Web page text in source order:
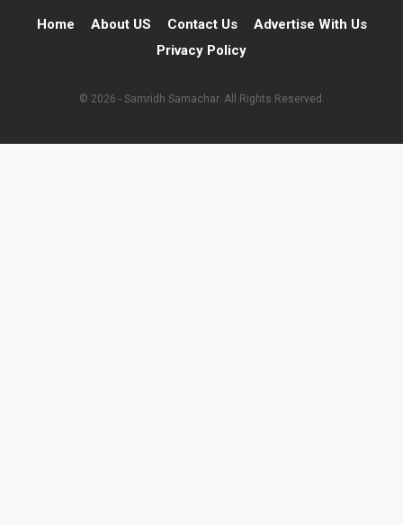
Home About US Contact Us
Advertise With Us
Privacy Policy
© 2026 - Samridh Samachar. All Rights Reserved.